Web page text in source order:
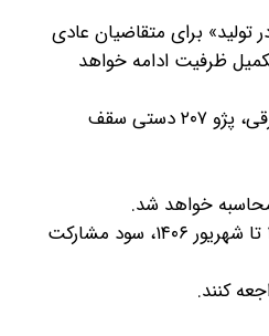
برای متقاضیان عادی
۲۸ اردیبهشت‌ماه ۱۴۰۵ آغاز شده و تا زمان تکمیل ظرفیت ادامه خواهد
در این مرحله، خودروهای تارا دستی V۱، سورن پلاس دوگانه‌سوز، سورن پلاس مجهز به موتور TU۵P و فرمان برقی، پژو ۲۰۷ دستی سقف
خواهد شد.
همچنین برای خودروهای تحویلی مهر و آبان ۱۴۰۵، سود مشارکت ۱۷ درصد و برای خودروهای تحویلی آذر ۱۴۰۵ تا شهریور ۱۴۰۶، سود مشارکت